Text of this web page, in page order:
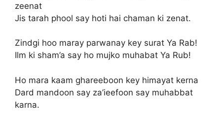
zeenat
Jis tarah phool say hoti hai chaman ki zenat.
Zindgi hoo maray parwanay key surat Ya Rab!
Ilm ki sham’a say ho mujko muhabat Ya Rub!
Ho mara kaam ghareeboon key himayat kerna
Dard mandoon say za’ieefoon say muhabbat
karna.